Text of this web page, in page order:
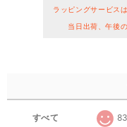
ラッピングサービス
当日出荷、午後
すべて